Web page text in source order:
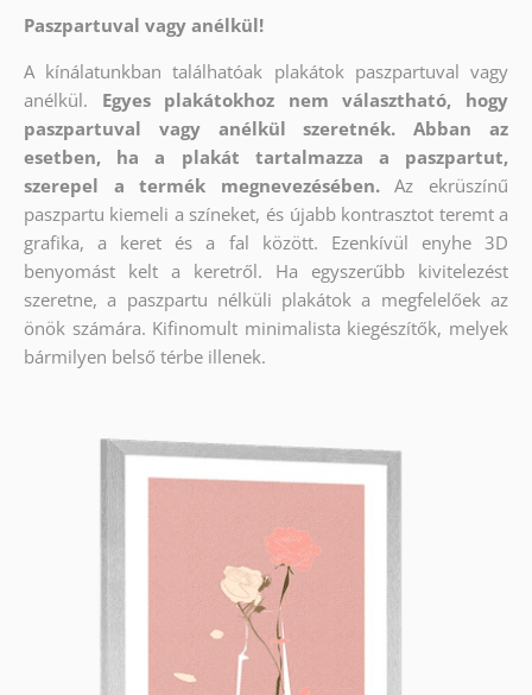
Paszpartuval vagy anélkül!
A kínálatunkban találhatóak plakátok paszpartuval vagy
anélkül.
Egyes plakátokhoz nem választható, hogy
paszpartuval vagy anélkül szeretnék. Abban az
esetben, ha a plakát tartalmazza a paszpartut,
szerepel a termék megnevezésében.
Az ekrüszínű
paszpartu kiemeli a színeket, és újabb kontrasztot teremt a
grafika, a keret és a fal között. Ezenkívül enyhe 3D
benyomást kelt a keretről. Ha egyszerűbb kivitelezést
szeretne, a paszpartu nélküli plakátok a megfelelőek az
önök számára. Kifinomult minimalista kiegészítők, melyek
bármilyen belső térbe illenek.